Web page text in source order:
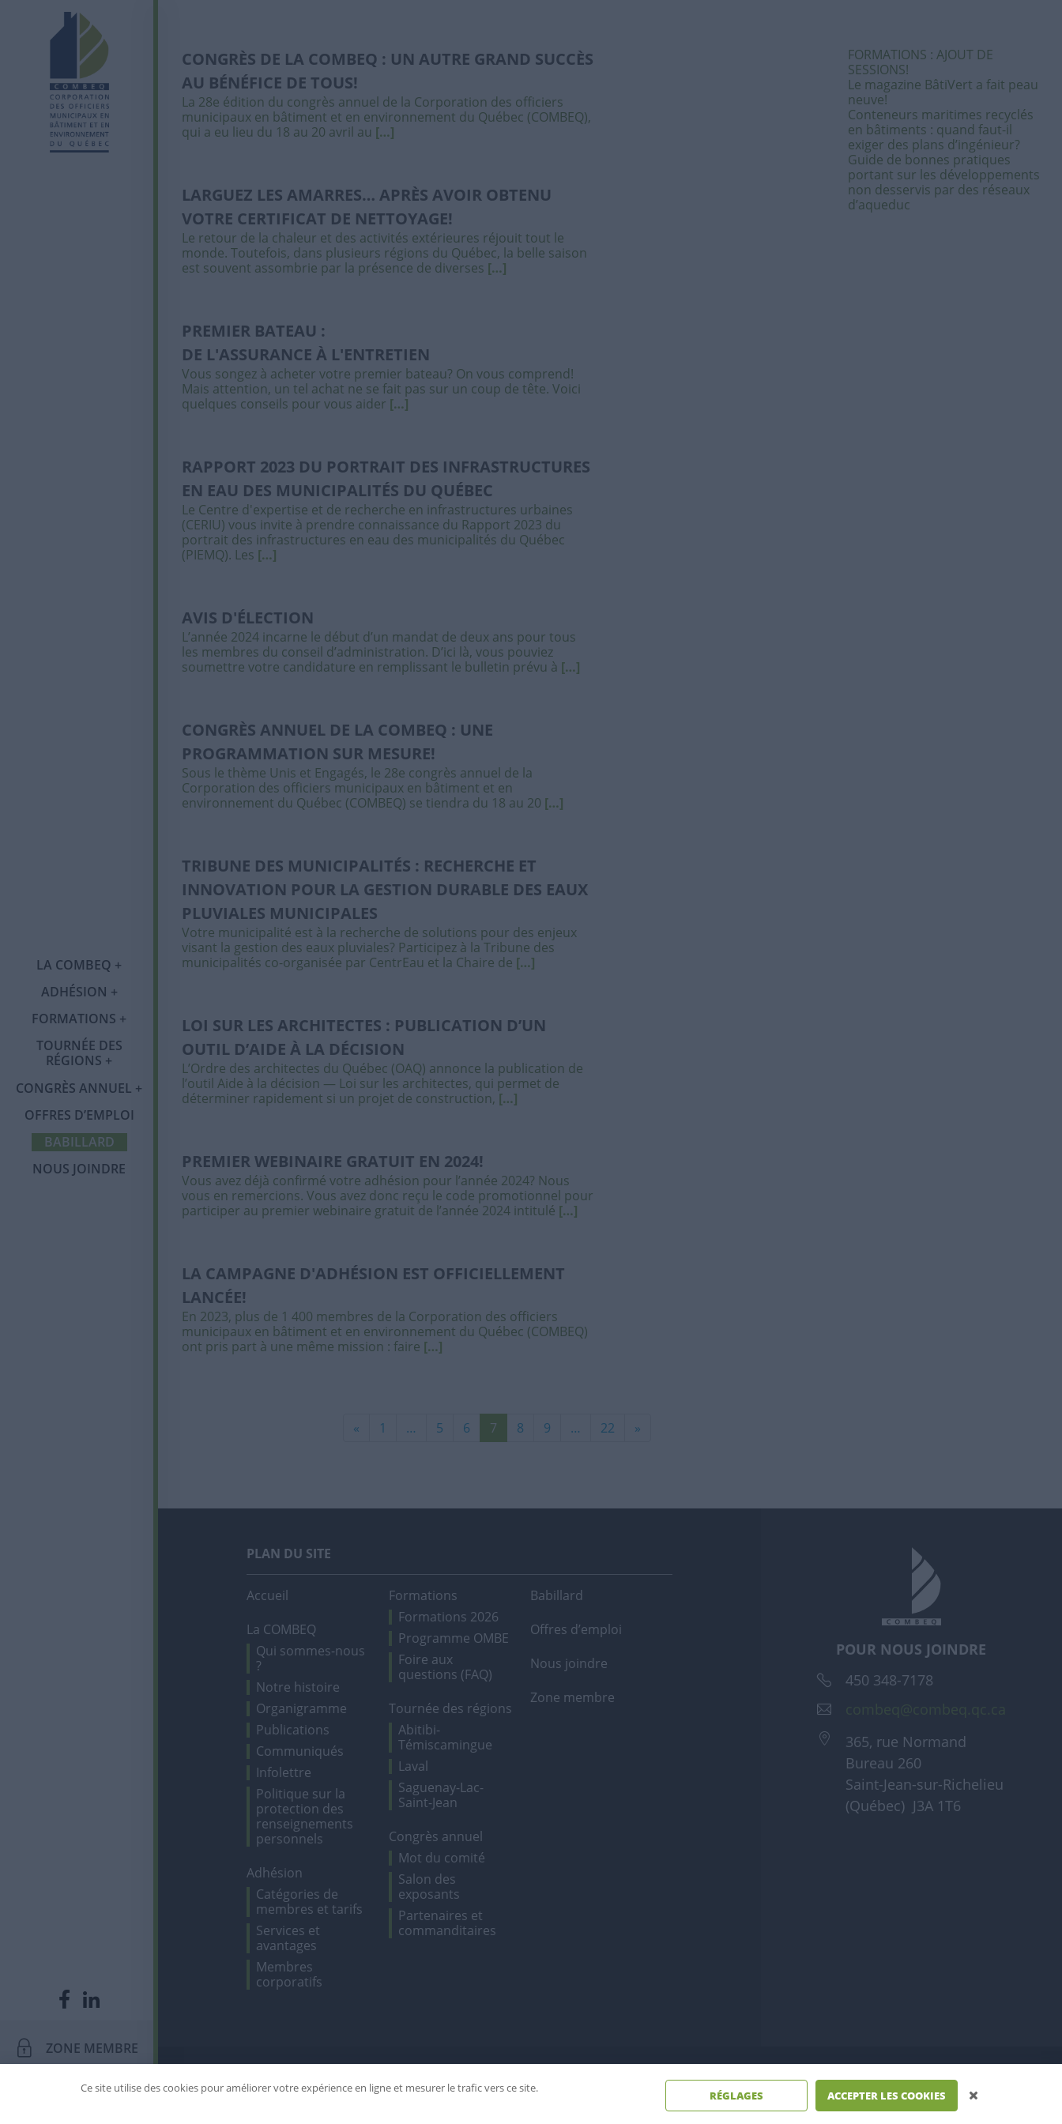
LA COMBEQ
Notre histoire
Publications
Communiqués
Infolettre
Politique sur la
protection des
renseignements
ADHÉSION
Adhésion
membres et tarifs
Services et
avantages
Membres corporatifs
FORMATIONS
Programme OMBE
Formations 2026
Foire aux questions
(FAQ)
TOURNÉE DES
RÉGIONS
Tournée des régions
Témiscamingue
Laval
Saguenay-Lac-Saint-
Jean
CONGRÈS ANNUEL
Congrès annuel
Mot du comité
Partenaires et
commanditaires
OFFRES D’EMPLOI
BABILLARD
NOUS JOINDRE
ZONE MEMBRE
CONGRÈS DE LA COMBEQ : UN AUTRE GRAND SUCCÈS
AU BÉNÉFICE DE TOUS!
La 28e édition du congrès annuel de la Corporation des officiers
municipaux en bâtiment et en environnement du Québec (COMBEQ),
qui a eu lieu du 18 au 20 avril au […]
LARGUEZ LES AMARRES… APRÈS AVOIR OBTENU
VOTRE CERTIFICAT DE NETTOYAGE!
Le retour de la chaleur et des activités extérieures réjouit tout le
monde. Toutefois, dans plusieurs régions du Québec, la belle saison
est souvent assombrie par la présence de diverses […]
PREMIER BATEAU :
DE L'ASSURANCE À L'ENTRETIEN
Vous songez à acheter votre premier bateau? On vous comprend!
Mais attention, un tel achat ne se fait pas sur un coup de tête. Voici
quelques conseils pour vous aider […]
RAPPORT 2023 DU PORTRAIT DES INFRASTRUCTURES
EN EAU DES MUNICIPALITÉS DU QUÉBEC
Le Centre d'expertise et de recherche en infrastructures urbaines
(CERIU) vous invite à prendre connaissance du Rapport 2023 du
portrait des infrastructures en eau des municipalités du Québec
(PIEMQ). Les […]
AVIS D'ÉLECTION
L’année 2024 incarne le début d’un mandat de deux ans pour tous
les membres du conseil d’administration. D’ici là, vous pouviez
soumettre votre candidature en remplissant le bulletin prévu à […]
CONGRÈS ANNUEL DE LA COMBEQ : UNE
PROGRAMMATION SUR MESURE!
Sous le thème Unis et Engagés, le 28e congrès annuel de la
Corporation des officiers municipaux en bâtiment et en
environnement du Québec (COMBEQ) se tiendra du 18 au 20 […]
TRIBUNE DES MUNICIPALITÉS : RECHERCHE ET
INNOVATION POUR LA GESTION DURABLE DES EAUX
PLUVIALES MUNICIPALES
Votre municipalité est à la recherche de solutions pour des enjeux
visant la gestion des eaux pluviales? Participez à la Tribune des
municipalités co-organisée par CentrEau et la Chaire de […]
LOI SUR LES ARCHITECTES : PUBLICATION D’UN
OUTIL D’AIDE À LA DÉCISION
L’Ordre des architectes du Québec (OAQ) annonce la publication de
l’outil Aide à la décision — Loi sur les architectes, qui permet de
déterminer rapidement si un projet de construction, […]
PREMIER WEBINAIRE GRATUIT EN 2024!
Vous avez déjà confirmé votre adhésion pour l’année 2024? Nous
vous en remercions. Vous avez donc reçu le code promotionnel pour
participer au premier webinaire gratuit de l’année 2024 intitulé […]
LA CAMPAGNE D'ADHÉSION EST OFFICIELLEMENT
LANCÉE!
En 2023, plus de 1 400 membres de la Corporation des officiers
municipaux en bâtiment et en environnement du Québec (COMBEQ)
ont pris part à une même mission : faire […]
« 1 … 5 6 7 8 9 … 22 »
FORMATIONS : AJOUT DE
SESSIONS!
Le magazine BâtiVert a fait peau
neuve!
Conteneurs maritimes recyclés
en bâtiments : quand faut-il
exiger des plans d’ingénieur?
Guide de bonnes pratiques
portant sur les développements
non desservis par des réseaux
d’aqueduc
PLAN DU SITE
Accueil
La COMBEQ
Qui sommes-nous
?
Notre histoire
Organigramme
Publications
Communiqués
Infolettre
Politique sur la
protection des
renseignements
personnels
Adhésion
Catégories de
membres et tarifs
Services et
avantages
Membres
corporatifs
Formations
Formations 2026
Programme OMBE
Foire aux
questions (FAQ)
Tournée des régions
Abitibi-
Témiscamingue
Laval
Saguenay-Lac-
Saint-Jean
Congrès annuel
Mot du comité
Salon des
exposants
Partenaires et
commanditaires
Babillard
Offres d’emploi
Nous joindre
Zone membre
POUR NOUS JOINDRE
450 348-7178
365, rue Normand
Bureau 260
Saint-Jean-sur-Richelieu
(Québec) J3A 1T6
Tous droits réservés - Combeq 2026
Réalisé par
Ce site utilise des cookies pour améliorer votre expérience en ligne et mesurer le trafic vers ce site.
RÉGLAGES ACCEPTER LES COOKIES